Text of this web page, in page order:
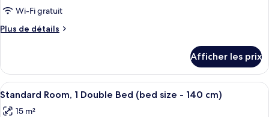
cm)
cm)
type
chambre :
2
Single
Beds
Wi-Fi gratuit
Plus de détails
Plus
Superior
Room,
2
Beds
Afficher les prix
Afficher
toutes
Une chambre à coucher
6
Standard Room, 1 Double Bed (bed size - 140 cm)
15 m²